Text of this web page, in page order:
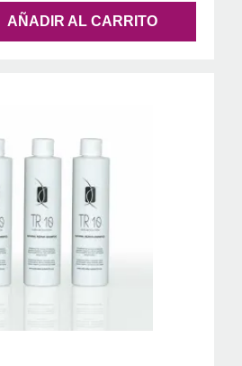
AÑADIR AL CARRITO